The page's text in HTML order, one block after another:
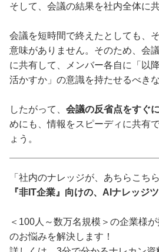
そして、会議の結果を社内全体に
会議を短時間で終えたとしても、
意味がありません。そのため、会
に共有して、メンバー各自に「以
活かすか」の意識を持たせるべきな
したがって、 会議の反省点をすぐ
めにも、情報をスピーディに共有
ょう。
「社内のナレッジが、あちらこち
『非IT企業』向けの、AIナレッジ
＜100人～数万名規模＞の企業様
のお悩みを解決します！